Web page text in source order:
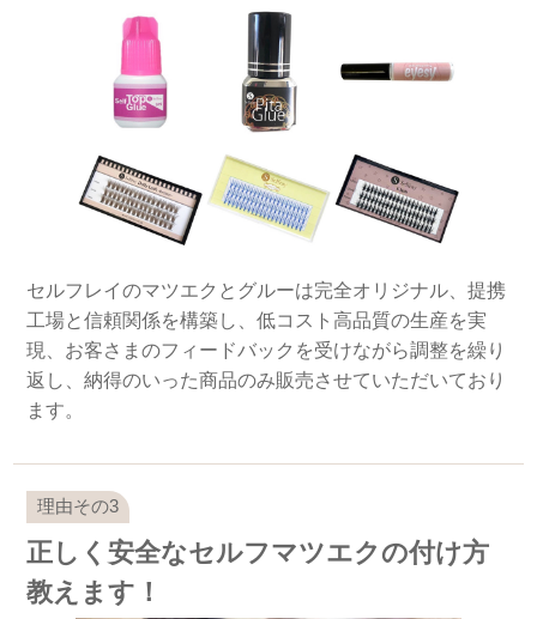
セルフレイのマツエクとグルーは完全オリジナル、提携
工場と信頼関係を構築し、低コスト高品質の生産を実
現、お客さまのフィードバックを受けながら調整を繰り
返し、納得のいった商品のみ販売させていただいており
ます。
正しく安全なセルフマツエクの付け方
教えます！